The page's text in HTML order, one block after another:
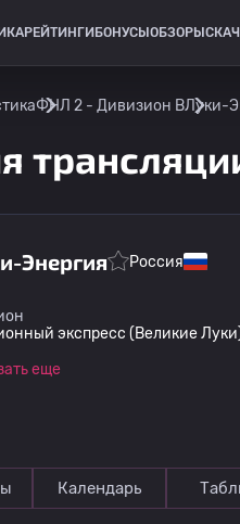
РЕЙТИНГИ БОНУСЫ ОБЗОРЫ
ФНЛ 2 - Дивизион BЛуки-
Энергия Россия
экспресс (Великие
еще
Календарь